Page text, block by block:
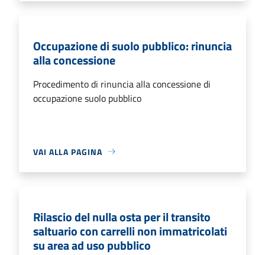
Occupazione di suolo pubblico: rinuncia
alla concessione
Procedimento di rinuncia alla concessione di
occupazione suolo pubblico
VAI ALLA PAGINA
Rilascio del nulla osta per il transito
saltuario con carrelli non immatricolati
su area ad uso pubblico